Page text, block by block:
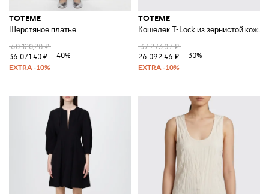
TOTEME
Шерстяное платье
60 120,28 ₽
36 071,40 ₽
-40%
TOTEME
Кошелек T-Lock из зернистой кожи
37 273,87 ₽
26 092,46 ₽
-30%